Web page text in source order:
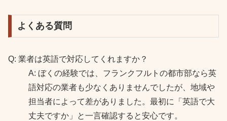
よくある質問
Q: 業者は英語で対応してくれますか？
A: ぼくの経験では、フランクフルトの都市部なら英
語対応の業者も少なくありませんでしたが、地域や
担当者によって差がありました。最初に「英語で大
丈夫ですか」と一言確認すると安心です。